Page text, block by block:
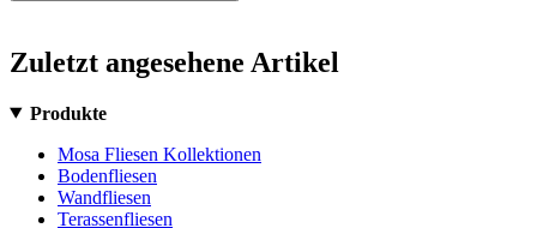
Zuletzt angesehene Artikel
Produkte
Mosa Fliesen Kollektionen
Bodenfliesen
Wandfliesen
Terassenfliesen